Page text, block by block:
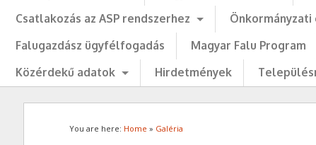
Csatlakozás az ASP rendszerhez
Falugazdász ügyfélfogadás
Magyar Falu Program
Közérdekű adatok
Hirdetmények
You are here: Home » Galéria